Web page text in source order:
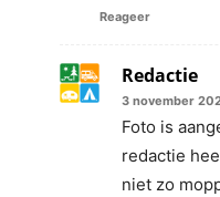
Reageer
Redactie
3 november
Foto is
redactie
niet zo